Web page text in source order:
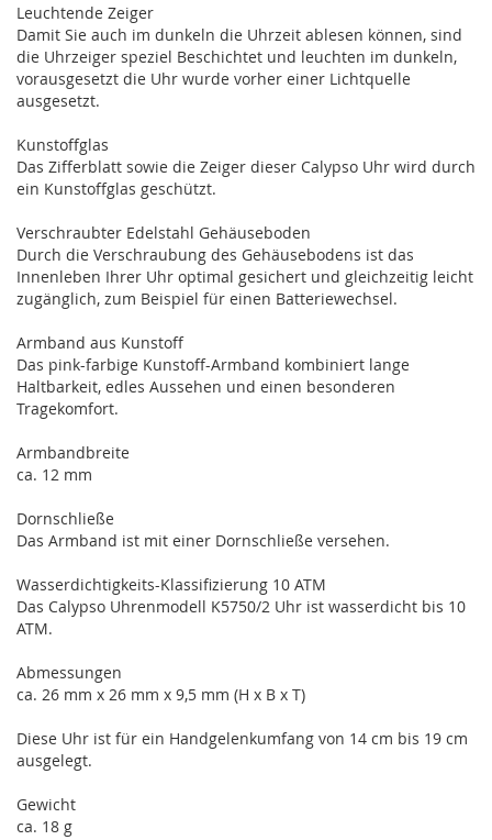
Leuchtende Zeiger
Damit Sie auch im dunkeln die Uhrzeit ablesen können, sind
die Uhrzeiger speziel Beschichtet und leuchten im dunkeln,
vorausgesetzt die Uhr wurde vorher einer Lichtquelle
ausgesetzt.
Kunstoffglas
Das Zifferblatt sowie die Zeiger dieser Calypso Uhr wird durch
ein Kunstoffglas geschützt.
Verschraubter Edelstahl Gehäuseboden
Durch die Verschraubung des Gehäusebodens ist das
Innenleben Ihrer Uhr optimal gesichert und gleichzeitig leicht
zugänglich, zum Beispiel für einen Batteriewechsel.
Armband aus Kunstoff
Das pink-farbige Kunstoff-Armband kombiniert lange
Haltbarkeit, edles Aussehen und einen besonderen
Tragekomfort.
Armbandbreite
ca. 12 mm
Dornschließe
Das Armband ist mit einer Dornschließe versehen.
Wasserdichtigkeits-Klassifizierung 10 ATM
Das Calypso Uhrenmodell K5750/2 Uhr ist wasserdicht bis 10
ATM.
Abmessungen
ca. 26 mm x 26 mm x 9,5 mm (H x B x T)
Diese Uhr ist für ein Handgelenkumfang von 14 cm bis 19 cm
ausgelegt.
Gewicht
ca. 18 g